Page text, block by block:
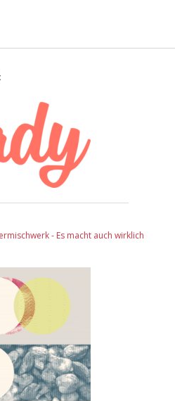
- Es macht auch wirklich